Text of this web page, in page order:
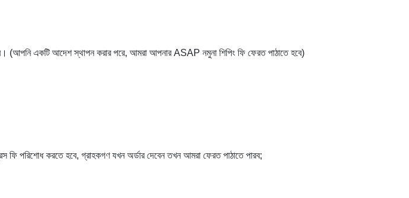
(আপনি একটি আদেশ স্থাপন করার পরে, আমরা আপনার ASAP নমুনা শিপিং ফি ফেরত পাঠাতে হবে)
ফি পরিশোধ করতে হবে, গ্রাহকগণ যখন অর্ডার দেবেন তখন আমরা ফেরত পাঠাতে পারব;